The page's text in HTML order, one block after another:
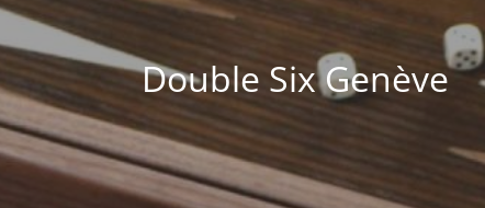
Double Six Genève